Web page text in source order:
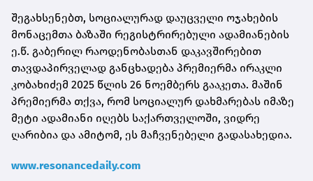
შეგახსენებთ, სოციალურად დაუცველი ოჯახების
მონაცემთა ბაზაში რეგისტრირებული ადამიანების
ე.წ. გაბერილ რაოდენობასთან დაკავშირებით
თავდაპირველად განცხადება პრემიერმა ირაკლი
კობახიძემ 2025 წლის 26 ნოემბერს გააკეთა. მაშინ
პრემიერმა თქვა, რომ სოციალურ დახმარებას იმაზე
მეტი ადამიანი იღებს საქართველოში, ვიდრე
ღარიბია და ამიტომ, ეს მაჩვენებელი გადასახედია.
www.resonancedaily.com